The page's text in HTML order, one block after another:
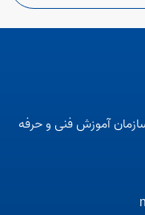
آموزش فنی و حرفه